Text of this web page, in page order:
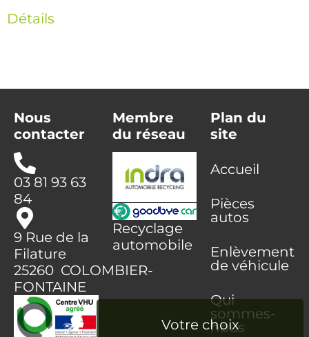
Détails
Nous
contacter
03 81 93 63
84
9 Rue de la
Filature
25260 COLOMBIER-
FONTAINE
Membre
du réseau
Recyclage
automobile
Plan du
site
Accueil
Pièces
autos
Enlèvement
de véhicule
Qui
sommes-
nous